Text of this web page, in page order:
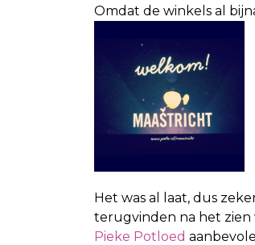
Omdat de winkels al
Het was al laat, dus
terugvinden na het zien
Pieke Potloed